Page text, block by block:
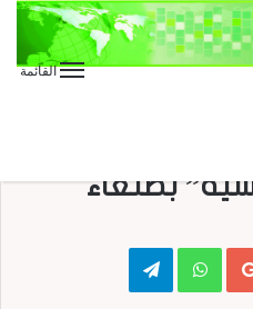
القائمة
بصنعاء
Google+
WhatsApp
Telegram